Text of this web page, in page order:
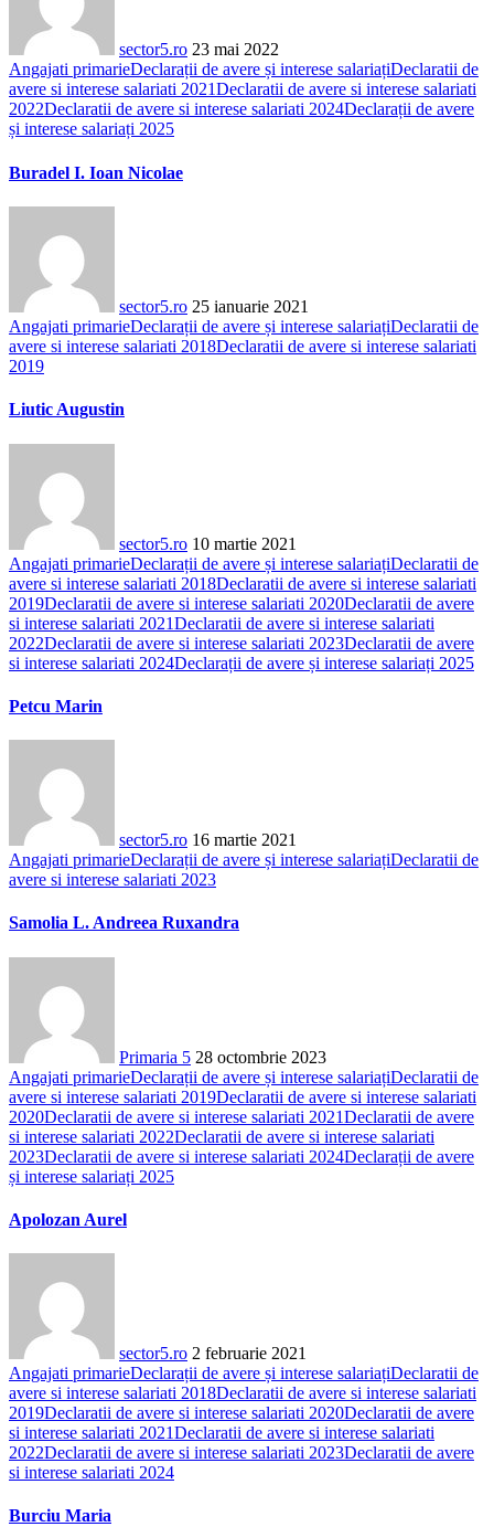
sector5.ro 23 mai 2022
Angajati primarieDeclarații de avere și interese salariațiDeclaratii de
avere si interese salariati 2021Declaratii de avere si interese salariati
2022Declaratii de avere si interese salariati 2024Declarații de avere
și interese salariați 2025
Buradel I. Ioan Nicolae
sector5.ro 25 ianuarie 2021
Angajati primarieDeclarații de avere și interese salariațiDeclaratii de
avere si interese salariati 2018Declaratii de avere si interese salariati
2019
Liutic Augustin
sector5.ro 10 martie 2021
Angajati primarieDeclarații de avere și interese salariațiDeclaratii de
avere si interese salariati 2018Declaratii de avere si interese salariati
2019Declaratii de avere si interese salariati 2020Declaratii de avere
si interese salariati 2021Declaratii de avere si interese salariati
2022Declaratii de avere si interese salariati 2023Declaratii de avere
si interese salariati 2024Declarații de avere și interese salariați 2025
Petcu Marin
sector5.ro 16 martie 2021
Angajati primarieDeclarații de avere și interese salariațiDeclaratii de
avere si interese salariati 2023
Samolia L. Andreea Ruxandra
Primaria 5 28 octombrie 2023
Angajati primarieDeclarații de avere și interese salariațiDeclaratii de
avere si interese salariati 2019Declaratii de avere si interese salariati
2020Declaratii de avere si interese salariati 2021Declaratii de avere
si interese salariati 2022Declaratii de avere si interese salariati
2023Declaratii de avere si interese salariati 2024Declarații de avere
și interese salariați 2025
Apolozan Aurel
sector5.ro 2 februarie 2021
Angajati primarieDeclarații de avere și interese salariațiDeclaratii de
avere si interese salariati 2018Declaratii de avere si interese salariati
2019Declaratii de avere si interese salariati 2020Declaratii de avere
si interese salariati 2021Declaratii de avere si interese salariati
2022Declaratii de avere si interese salariati 2023Declaratii de avere
si interese salariati 2024
Burciu Maria